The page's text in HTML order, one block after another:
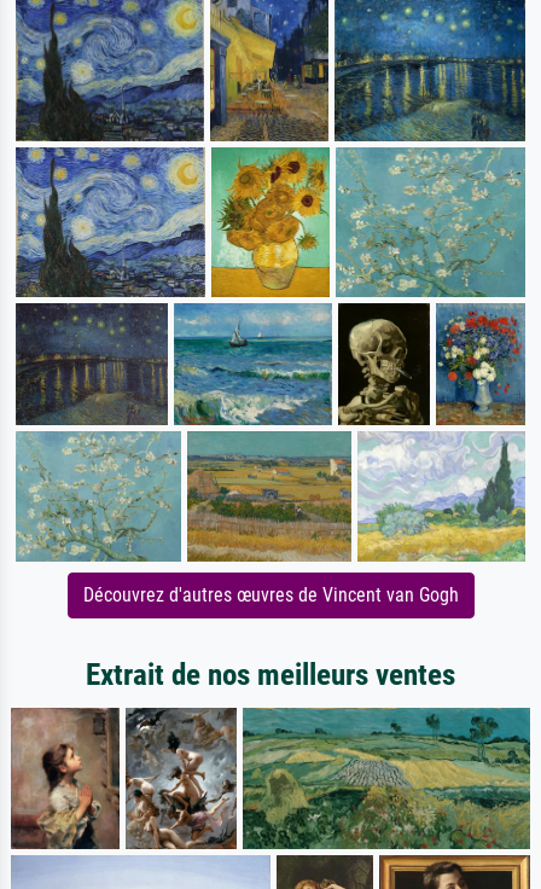
Découvrez d'autres œuvres de Vincent van Gogh
Extrait de nos meilleurs ventes